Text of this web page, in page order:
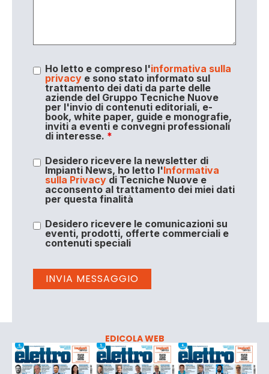
Ho letto e compreso l'informativa sulla
privacye sono stato informato sul
trattamento dei dati da parte delle
aziende del Gruppo Tecniche Nuove
per l'invio di contenuti editoriali, e-
book, white paper, guide e monografie,
inviti a eventi e convegni professionali
di interesse. *
Desidero ricevere la newsletter di
Impianti News, ho letto l'Informativa
sulla Privacydi Tecniche Nuove e
acconsento al trattamento dei miei dati
per questa finalità
Desidero ricevere le comunicazioni su
eventi, prodotti, offerte commerciali e
contenuti speciali
EDICOLA WEB